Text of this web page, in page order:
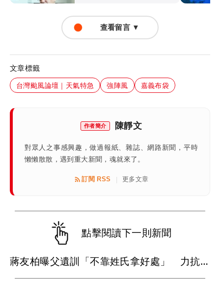
查看留言 ▼
文章標籤
台灣颱風論壇｜天氣特急 強陣風 嘉義布袋
作者簡介 陳靜文
對眾人之事感興趣，做過報紙、雜誌、網路新聞，平時
懶懶散散，遇到重大新聞，魂就來了。
訂閱 RSS 更多文章
點擊閱讀下一則新聞
蔣友柏曝父遺訓「不靠姓氏拿好處」 力抗家族活不過50歲魔咒